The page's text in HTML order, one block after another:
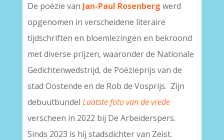
De poëzie van Jan-Paul Rosenberg werd
opgenomen in verscheidene literaire
tijdschriften en bloemlezingen en bekroond
met diverse prijzen, waaronder de Nationale
Gedichtenwedstrijd, de Poëzieprijs van de
stad Oostende en de Rob de Vosprijs. Zijn
debuutbundel Laatste foto van de vrede
verscheen in 2022 bij De Arbeiderspers.
Sinds 2023 is hij stadsdichter van Zeist.